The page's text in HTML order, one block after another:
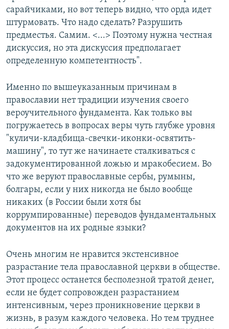
сарайчиками, но вот теперь видно, что орда идет
штурмовать. Что надо сделать? Разрушить
предместья. Самим. <...> Поэтому нужна честная
дискуссия, но эта дискуссия предполагает
определенную компетентность".
Именно по вышеуказанным причинам в
православии нет традиции изучения своего
вероучительного фундамента. Как только вы
погружаетесь в вопросах веры чуть глубже уровня
"куличи-кладбища-свечки-иконки-освятить-
машину", то тут же начинаете сталкиваться с
задокументированной ложью и мракобесием. Во
что же веруют православные сербы, румыны,
болгары, если у них никогда не было вообще
никаких (в России были хотя бы
коррумпированные) переводов фундаментальных
документов на их родные языки?
Очень многим не нравится экстенсивное
разрастание тела православной церкви в обществе.
Этот процесс останется бесполезной тратой денег,
если не будет сопровожден разрастанием
интенсивным, через проникновение церкви в
жизнь, в разум каждого человека. Но тем труднее